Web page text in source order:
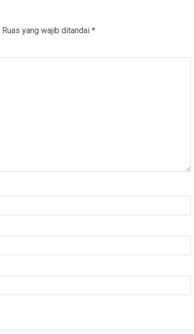
Ruas yang wajib ditandai *